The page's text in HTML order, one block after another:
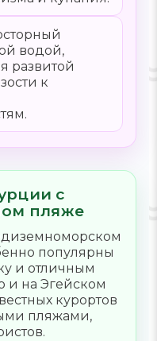
водой,
развитой
к
с
пляже
популярны
и отличным
и на Эгейском
курортов
пляжами,